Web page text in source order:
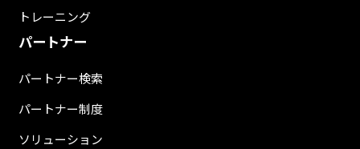
トレーニング
パートナー
パートナー検索
パートナー制度
ソリューション